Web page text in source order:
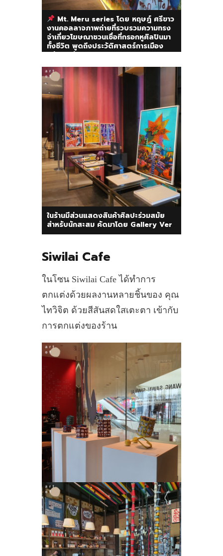
Mt. Meru series โดย หฤษฎ์ ศรีขาว
งานคอลลาจภาพถ่ายที่รวบรวมความทรง
จำเกี่ยวโฆษณาชวนเชื่อที่กรอกหูศิลปินมา
ทั้งชีวิต พูดถึงประวัติศาสตร์การเมือง
หลังการรัฐประหารปี 2549
ในร้านมีส่วนแสดงสินค้าศิลปะร่วมสมัย
สำหรับนักสะสม คัดมาโดย Gallery Ver
Siwilai Cafe
ในโซน Siwilai Cafe ได้ทำการ
ตกแต่งด้วยผลงานหลายชิ้นของ คุณ
ไทวิจิต ด้วยสีสันสดใสเตะตา เข้ากับ
การตกแต่งของร้าน